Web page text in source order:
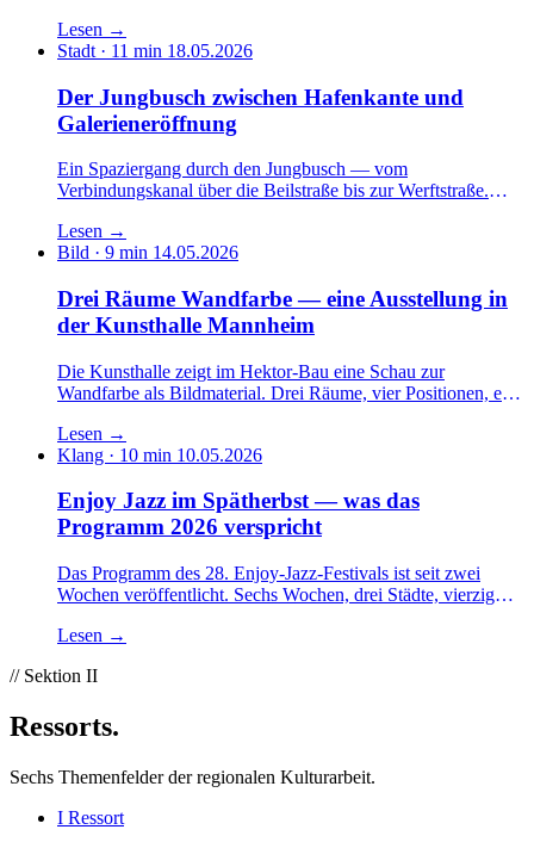
Ein Essay über musikalische Innovation, historische
Aufführungspraxis und das ungelöste Problem des
Lesen →
Stadt · 11 min 18.05.2026
Der Jungbusch zwischen Hafenkante und
Galerieneröffnung
Ein Spaziergang durch den Jungbusch — vom
Verbindungskanal über die Beilstraße bis zur Werftstraße.
Zeitlupe. Mit Gewinnern, Verlierern und einer Architektur, die
in Schichten lesbar bleibt.
Lesen →
Bild · 9 min 14.05.2026
Drei Räume Wandfarbe — eine Ausstellung in
der Kunsthalle Mannheim
Die Kunsthalle zeigt im Hektor-Bau eine Schau zur
Wandfarbe als Bildmaterial. Drei Räume, vier Positionen, eine
dritten ein bisschen verliert. Ein Rundgang mit Notizbuch.
Lesen →
Klang · 10 min 10.05.2026
Enjoy Jazz im Spätherbst — was das
Programm 2026 verspricht
Das Programm des 28. Enjoy-Jazz-Festivals ist seit zwei
Wochen veröffentlicht. Sechs Wochen, drei Städte, vierzig
seine Energie nimmt. Ein Vorbericht mit Vorlieben.
Lesen →
// Sektion II
Ressorts.
Sechs Themenfelder der regionalen Kulturarbeit.
I Ressort